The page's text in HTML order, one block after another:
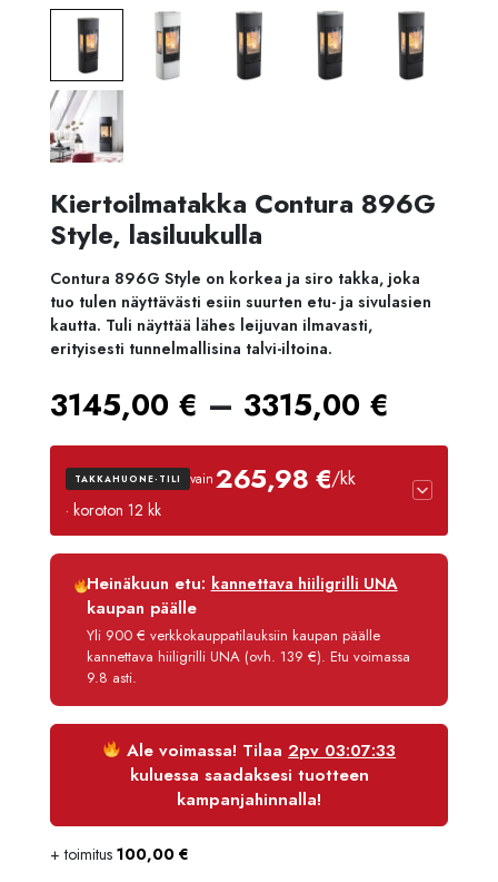
Kiertoilmatakka Contura 896G
Style, lasiluukulla
Contura 896G Style on korkea ja siro takka, joka
tuo tulen näyttävästi esiin suurten etu- ja sivulasien
kautta. Tuli näyttää lähes leijuvan ilmavasti,
erityisesti tunnelmallisina talvi-iltoina.
3145,00 € – 3315,00 €
TAKKAHUONE-TILI vain265,98 €/kk
· koroton 12 kk
Luottoaika
12 kk
Korko
Käsittelymaksu
3,90 €/kk
Maksettava yhteensä
3 191,80 €
Heinäkuun etu: kannettava hiiligrilli UNA
kaupan päälle
Yli 900 € verkkokauppatilauksiin kaupan päälle
kannettava hiiligrilli UNA (ovh. 139 €). Etu voimassa
9.8 asti.
Ale voimassa! Tilaa2pv 03:07:33
kuluessa saadaksesi tuotteen
kampanjahinnalla!
+ toimitus 100,00 €